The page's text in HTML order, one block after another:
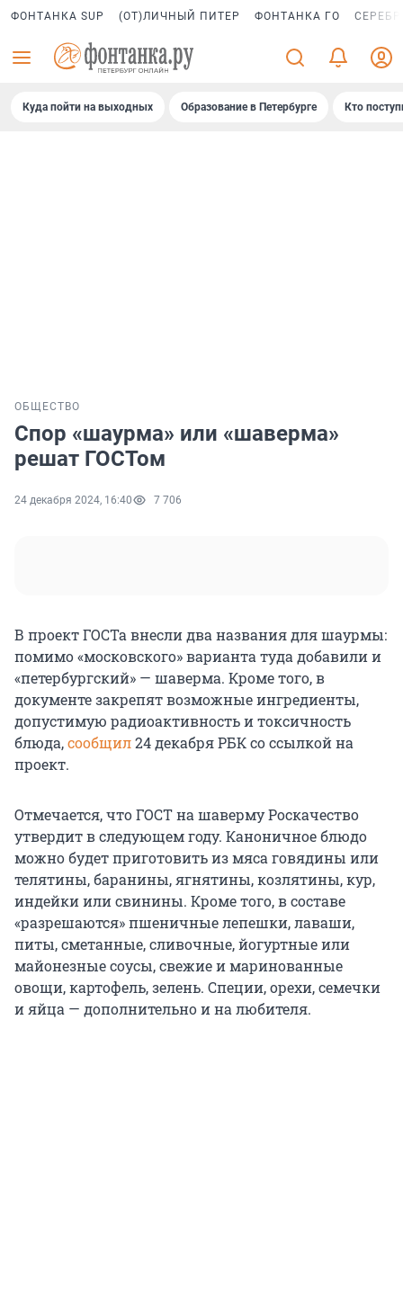
ФОНТАНКА SUP (ОТ)ЛИЧНЫЙ ПИТЕР ФОНТАНКА ГО
Куда пойти на выходных Образование в Петербурге Кто
ОБЩЕСТВО
Спор «шаурма» или «шаверма»
решат ГОСТом
24 декабря 2024, 16:40 7 706
В проект ГОСТа внесли два названия для шаурмы:
помимо «московского» варианта туда добавили и
«петербургский» — шаверма. Кроме того, в
документе закрепят возможные ингредиенты,
допустимую радиоактивность и токсичность
блюда,сообщил24 декабря РБК со ссылкой на
проект.
Отмечается, что ГОСТ на шаверму Роскачество
утвердит в следующем году. Каноничное блюдо
можно будет приготовить из мяса говядины или
телятины, баранины, ягнятины, козлятины, кур,
индейки или свинины. Кроме того, в составе
«разрешаются» пшеничные лепешки, лаваши,
питы, сметанные, сливочные, йогуртные или
майонезные соусы, свежие и маринованные
овощи, картофель, зелень. Специи, орехи, семечки
и яйца — дополнительно и на любителя.